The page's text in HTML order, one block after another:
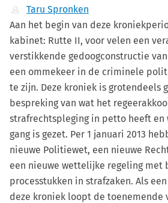
Taru Spronken
Aan het begin van deze
kabinet: Rutte II, voor velen een
verstikkende gedoogconstructie
een ommekeer in de criminele
te zijn. Deze kroniek is grotendeels
bespreking van wat het
strafrechtspleging in petto heeft en
gang is gezet. Per 1 januari 2013
nieuwe Politiewet, een nieuwe
een nieuwe wettelijke regeling met
processtukken in strafzaken. Als
deze kroniek loopt de toenemende